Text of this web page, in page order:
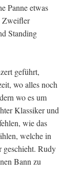
Panne etwas
Zweifler
Standing
geführt,
wo alles noch
wo es um
Klassiker und
wie das
welche in
geschieht. Rudy
Bann zu